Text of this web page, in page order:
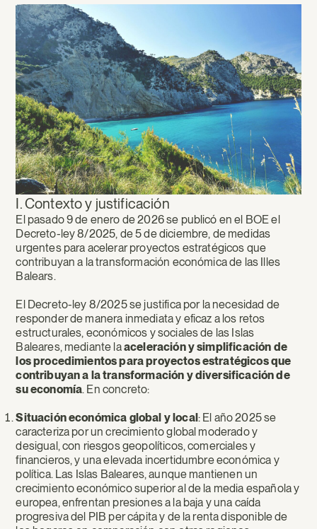
Proyectos
de
Especial
Interés
Estratégico
en
Baleares:
implicaciones
retos
del
Decreto-
ley
8/2025,
especial
atención
cuestiones
ambientales
urbanísticas.
I. Contexto y justificación
El pasado 9 de enero de 2026 se publicó en el BOE el
Decreto-ley 8/2025, de 5 de diciembre, de medidas
urgentes para acelerar proyectos estratégicos que
contribuyan a la transformación económica de las Illes
Balears.
El Decreto-ley 8/2025 se justifica por la necesidad de
responder de manera inmediata y eficaz a los retos
estructurales, económicos y sociales de las Islas
Baleares, mediante laaceleración y simplificación de
los procedimientos para proyectos estratégicos que
contribuyan a la transformación y diversificación de
su economía. En concreto:
Situación económica global y local : El año 2025 se
caracteriza por un crecimiento global moderado y
desigual, con riesgos geopolíticos, comerciales y
financieros, y una elevada incertidumbre económica y
política. Las Islas Baleares, aunque mantienen un
crecimiento económico superior al de la media española y
europea, enfrentan presiones a la baja y una caída
progresiva del PIB per cápita y de la renta disponible de